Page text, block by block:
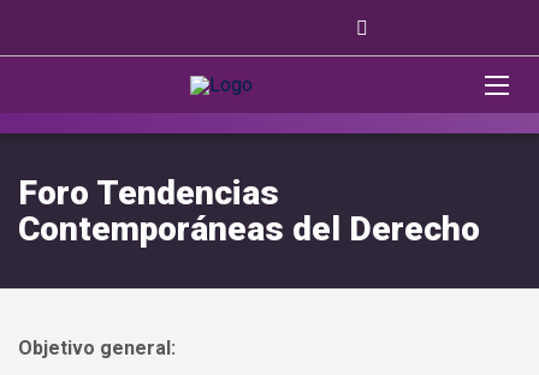
Foro Tendencias
Contemporáneas del Derecho
Objetivo general: